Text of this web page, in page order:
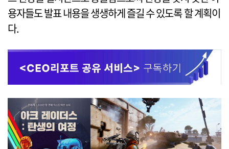
용자들도 발표 내용을 생생하게 즐길 수 있도록 할 계획이
다.